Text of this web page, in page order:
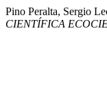
Pino Peralta, Sergio
CIENTÍFICA